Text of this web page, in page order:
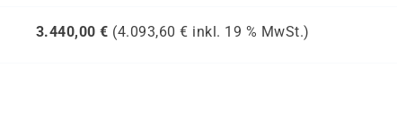
3.440,00 € (4.093,60 € inkl. 19 % MwSt.)